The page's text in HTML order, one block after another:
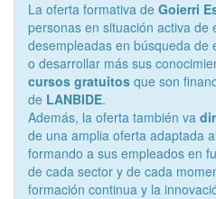
La oferta formativa de Goierri
personas en situación activa de
desempleadas en búsqueda de
o desarrollar más sus
cursos gratuitos que son
de LANBIDE.
Además, la oferta también va
de una amplia oferta adaptada
formando a sus empleados en
de cada sector y de cada
formación continua y la